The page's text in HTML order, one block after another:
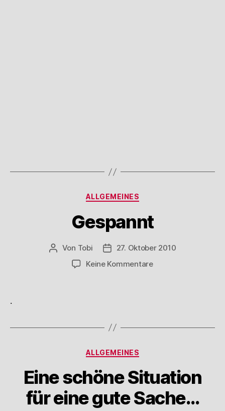
Kategorien
ALLGEMEINES
Gespannt
Beitragsautor
Von Tobi Beitragsdatum
27. Oktober 2010
Keine Kommentarezu
.
Kategorien
ALLGEMEINES
Eine schöne Situation
für eine gute Sache…